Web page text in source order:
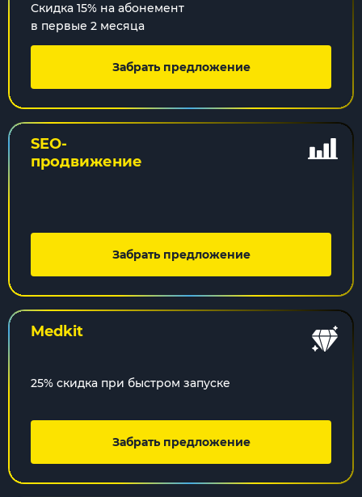
Скидка 15% на абонемент
в первые 2 месяца
Забрать предложение
SEO-
продвижение
Забрать предложение
Medkit
25% скидка при быстром запуске
Забрать предложение